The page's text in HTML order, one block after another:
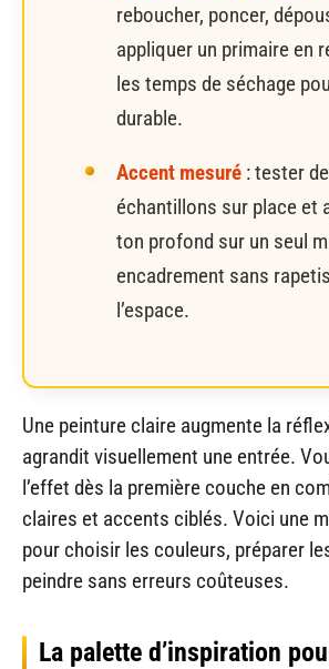
reboucher, poncer,
appliquer un primaire en
les temps de séchage
durable.
Accent mesuré : tester
échantillons sur place et
ton profond sur un seul
encadrement sans
l’espace.
Une peinture claire augmente la
agrandit visuellement une entrée.
l’effet dès la première couche en
claires et accents ciblés. Voici une
pour choisir les couleurs, préparer
peindre sans erreurs coûteuses.
La palette d’inspiration